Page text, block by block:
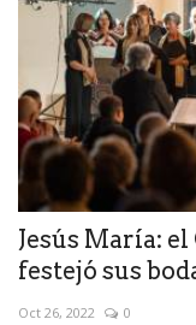
Jesús María:
festejó sus
Oct 26, 2022 0